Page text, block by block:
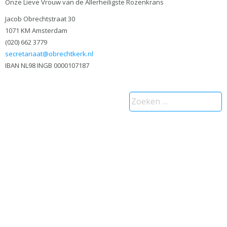
Onze Lieve Vrouw van de Allerheiligste Rozenkrans
Jacob Obrechtstraat 30
1071 KM Amsterdam
(020) 662 3779
secretariaat@obrechtkerk.nl
IBAN NL98 INGB 0000107187
Zoeken
naar: